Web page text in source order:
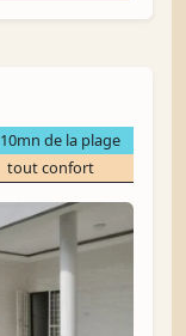
10mn de la plage
tout confort